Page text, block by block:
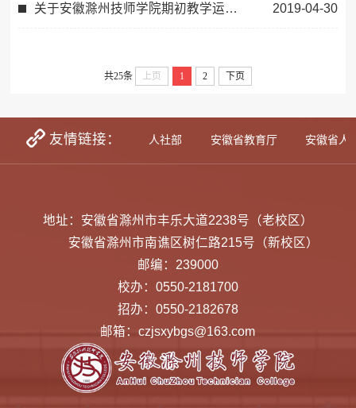
关于安徽滁州技师学院期初教学运行情况检查汇总的通知 2019-04-30
共25条 上页 1 2 下页
友情链接：
学生资助网 教育部 人社部 安徽省教育厅 安徽省人
地址：安徽省滁州市丰乐大道2238号（老校区）
安徽省滁州市南谯区树仁路215号（新校区）
邮编：239000
校办：0550-2181700
招办：0550-2182678
邮箱：czjsxybgs@163.com